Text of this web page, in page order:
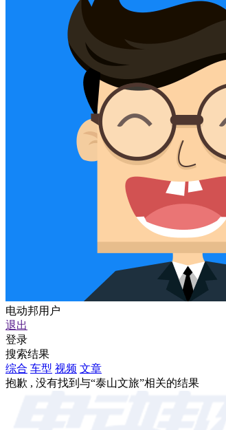
电动邦用户
退出
登录
搜索结果
综合 车型 视频 文章
抱歉 , 没有找到与“泰山文旅”相关的结果